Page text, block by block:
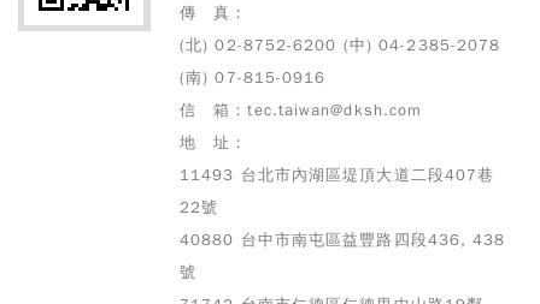
傳 真：
(北) 02-8752-6200 (中) 04-2385-2078
(南) 07-815-0916
信 箱：tec.taiwan@dksh.com
地 址：
11493 台北市內湖區堤頂大道二段407巷
22號
40880 台中市南屯區益豐路四段436, 438
號